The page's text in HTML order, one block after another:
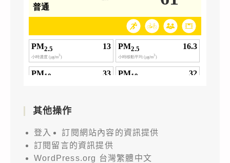
其他操作
登入
訂閱網站內容的資訊提供
訂閱留言的資訊提供
WordPress.org 台灣繁體中文